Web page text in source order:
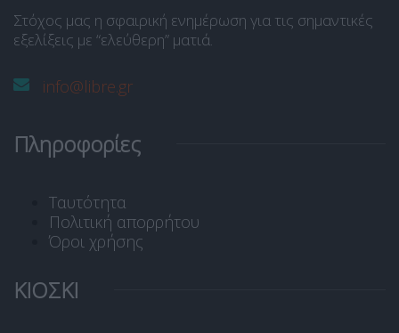
Στόχος μας η σφαιρική ενημέρωση για τις σημαντικές
εξελίξεις με “ελεύθερη” ματιά.
info@libre.gr
Πληροφορίες
Ταυτότητα
Πολιτική απορρήτου
Όροι χρήσης
ΚΙΟΣΚΙ